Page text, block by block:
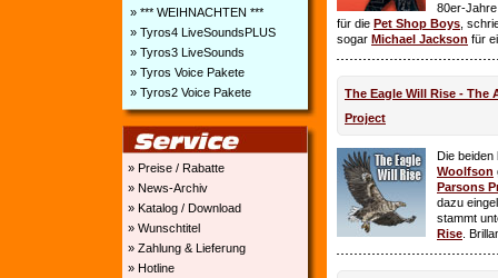
» *** WEIHNACHTEN ***
» Tyros4 LiveSoundsPLUS
» Tyros3 LiveSounds
» Tyros Voice Pakete
» Tyros2 Voice Pakete
» Preise / Rabatte
» News-Archiv
» Katalog / Download
» Wunschtitel
» Zahlung & Lieferung
» Hotline
80er-
für die Pet Shop Boys ,
sogar Michael Jackson für
The Eagle Will Rise - The
Project
Die beiden
Woolfson
Parsons
dazu
stammt
Rise .